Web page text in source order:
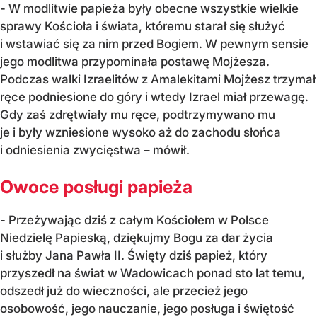
- W modlitwie papieża były obecne wszystkie wielkie
sprawy Kościoła i świata, któremu starał się służyć
i wstawiać się za nim przed Bogiem. W pewnym sensie
jego modlitwa przypominała postawę Mojżesza.
Podczas walki Izraelitów z Amalekitami Mojżesz trzymał
ręce podniesione do góry i wtedy Izrael miał przewagę.
Gdy zaś zdrętwiały mu ręce, podtrzymywano mu
je i były wzniesione wysoko aż do zachodu słońca
i odniesienia zwycięstwa – mówił.
Owoce posługi papieża
- Przeżywając dziś z całym Kościołem w Polsce
Niedzielę Papieską, dziękujmy Bogu za dar życia
i służby Jana Pawła II. Święty dziś papież, który
przyszedł na świat w Wadowicach ponad sto lat temu,
odszedł już do wieczności, ale przecież jego
osobowość, jego nauczanie, jego posługa i świętość